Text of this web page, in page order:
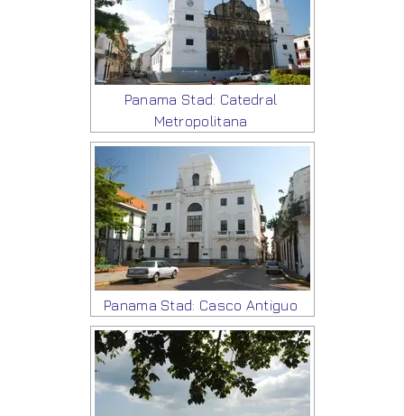
Panama Stad: Catedral
Metropolitana
Panama Stad: Casco Antiguo